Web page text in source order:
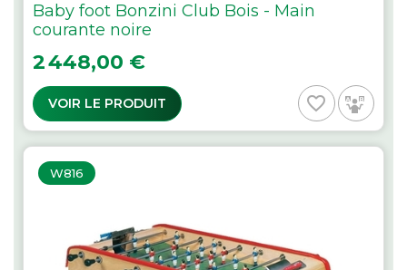
Baby foot Bonzini Club Bois - Main
courante noire
Prix
2 448,00 €
VOIR LE PRODUIT favorite_border
W816